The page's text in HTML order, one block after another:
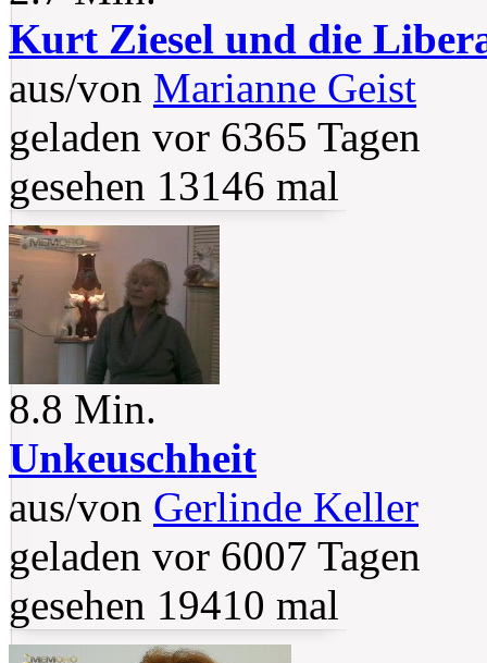
Kurt Ziesel und die
aus/von Marianne Geist
geladen vor 6365 Tagen
gesehen 13146 mal
8.8 Min.
Unkeuschheit
aus/von Gerlinde Keller
geladen vor 6007 Tagen
gesehen 19410 mal